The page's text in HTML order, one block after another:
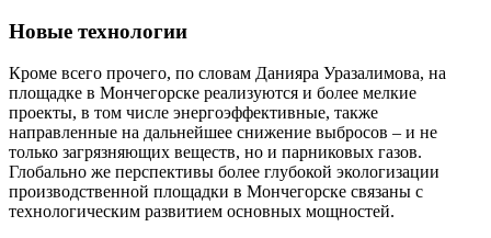
Новые технологии
Кроме всего прочего, по словам Данияра Уразалимова, на
площадке в Мончегорске реализуются и более мелкие
проекты, в том числе энергоэффективные, также
направленные на дальнейшее снижение выбросов – и не
только загрязняющих веществ, но и парниковых газов.
Глобально же перспективы более глубокой экологизации
производственной площадки в Мончегорске связаны с
технологическим развитием основных мощностей.